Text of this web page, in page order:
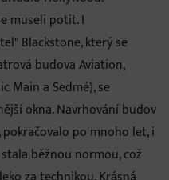
museli potit. I
Blackstone, který se
budova Aviation,
Main a Sedmé), se
okna. Navrhování budov
pokračovalo po mnoho let, i
běžnou normou, což